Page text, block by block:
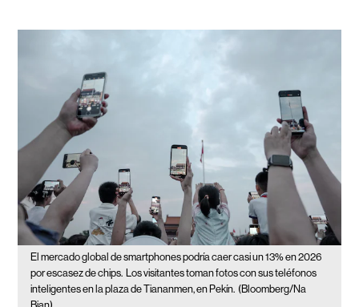
El mercado global de smartphones podría caer casi un 13% en 2026
por escasez de chips.
Los visitantes toman fotos con sus teléfonos
inteligentes en la plaza de Tiananmen, en Pekín. (Bloomberg/Na